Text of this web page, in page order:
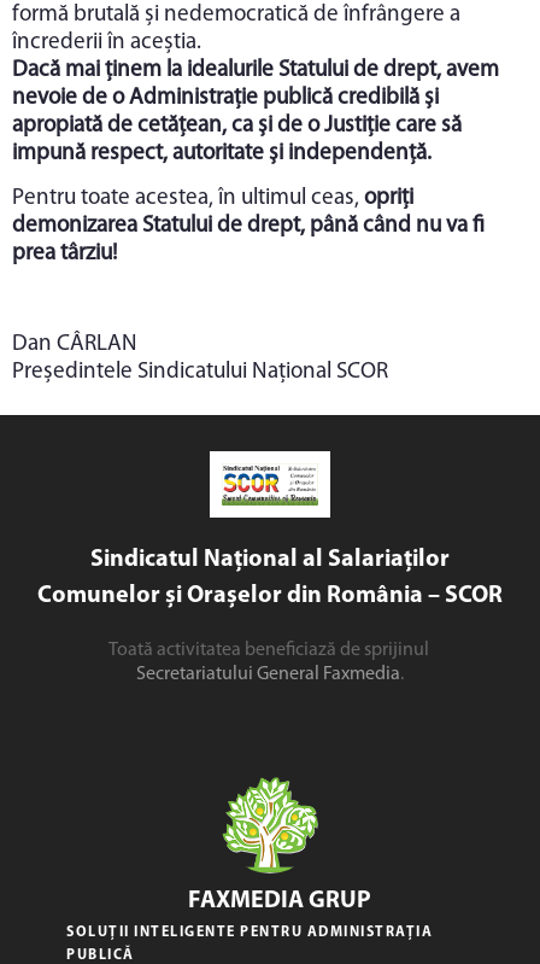
formă brutală și nedemocratică de înfrângere a
încrederii în aceștia.
Dacă mai ținem la idealurile Statului de drept, avem
nevoie de o Administrație publică credibilă și
apropiată de cetățean, ca și de o Justiție care să
impună respect, autoritate și independență.
Pentru toate acestea, în ultimul ceas, opriți
demonizarea Statului de drept, până când nu va fi
prea târziu!
Dan CÂRLAN
Președintele Sindicatului Național SCOR
Sindicatul Național al Salariaților
Comunelor și Orașelor din România – SCOR
Toată activitatea beneficiază de sprijinul
Secretariatului General Faxmedia.
FAXMEDIA GRUP
SOLUȚII INTELIGENTE PENTRU ADMINISTRAȚIA
PUBLICĂ